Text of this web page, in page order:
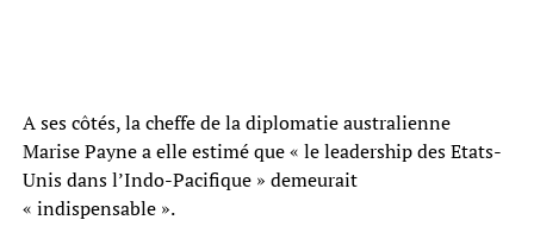
A ses côtés, la cheffe de la diplomatie australienne
Marise Payne a elle estimé que « le leadership des Etats-
Unis dans l’Indo-Pacifique » demeurait
« indispensable ».